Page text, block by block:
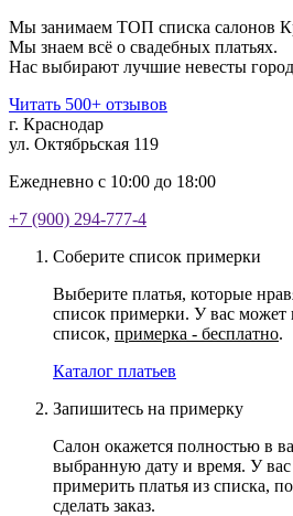
Мы занимаем ТОП списка салонов
Мы знаем всё о свадебных платьях.
Нас выбирают лучшие невесты
Читать 500+ отзывов
г. Краснодар
ул. Октябрьская 119
Ежедневно с 10:00 до 18:00
+7 (900) 294-777-4
Соберите список примерки
Выберите платья, которые
список примерки. У вас может
список, примерка - бесплатно.
Каталог платьев
Запишитесь на примерку
Салон окажется полностью в
выбранную дату и время. У вас
примерить платья из списка,
сделать заказ.